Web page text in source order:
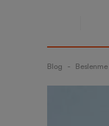
Blog - Beslenme